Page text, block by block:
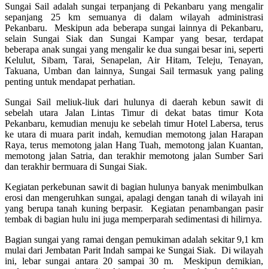
Sungai Sail adalah sungai terpanjang di Pekanbaru yang mengalir
sepanjang 25 km semuanya di dalam wilayah administrasi
Pekanbaru. Meskipun ada beberapa sungai lainnya di Pekanbaru,
selain Sungai Siak dan Sungai Kampar yang besar, terdapat
beberapa anak sungai yang mengalir ke dua sungai besar ini, seperti
Kelulut, Sibam, Tarai, Senapelan, Air Hitam, Teleju, Tenayan,
Takuana, Umban dan lainnya, Sungai Sail termasuk yang paling
penting untuk mendapat perhatian.
Sungai Sail meliuk-liuk dari hulunya di daerah kebun sawit di
sebelah utara Jalan Lintas Timur di dekat batas timur Kota
Pekanbaru, kemudian menuju ke sebelah timur Hotel Labersa, terus
ke utara di muara parit indah, kemudian memotong jalan Harapan
Raya, terus memotong jalan Hang Tuah, memotong jalan Kuantan,
memotong jalan Satria, dan terakhir memotong jalan Sumber Sari
dan terakhir bermuara di Sungai Siak.
Kegiatan perkebunan sawit di bagian hulunya banyak menimbulkan
erosi dan mengeruhkan sungai, apalagi dengan tanah di wilayah ini
yang berupa tanah kuning berpasir. Kegiatan penambangan pasir
tembak di bagian hulu ini juga memperparah sedimentasi di hilirnya.
Bagian sungai yang ramai dengan pemukiman adalah sekitar 9,1 km
mulai dari Jembatan Parit Indah sampai ke Sungai Siak. Di wilayah
ini, lebar sungai antara 20 sampai 30 m. Meskipun demikian,